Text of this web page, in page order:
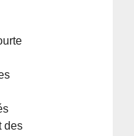
des